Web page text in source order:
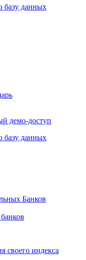
данных
данных
Банков